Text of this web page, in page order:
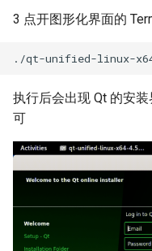
3 点开图形化界面的
执行后会出现 Qt 的安
可